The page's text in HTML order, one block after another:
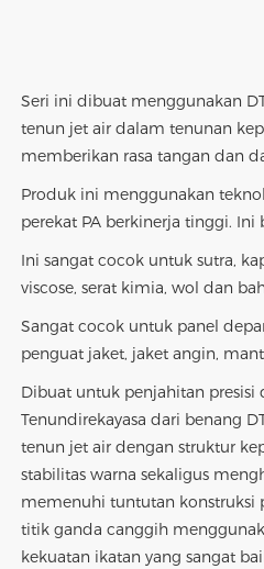
Seri ini dibuat menggunakan
tenun jet air dalam tenunan
memberikan rasa tangan dan
Produk ini menggunakan
perekat PA berkinerja tinggi.
Ini sangat cocok untuk sutra,
viscose, serat kimia, wol dan
Sangat cocok untuk panel
penguat jaket, jaket angin,
Dibuat untuk penjahitan presisi
Tenundirekayasa dari benang
tenun jet air dengan struktur
stabilitas warna sekaligus
memenuhi tuntutan konstruksi
titik ganda canggih
kekuatan ikatan yang sangat